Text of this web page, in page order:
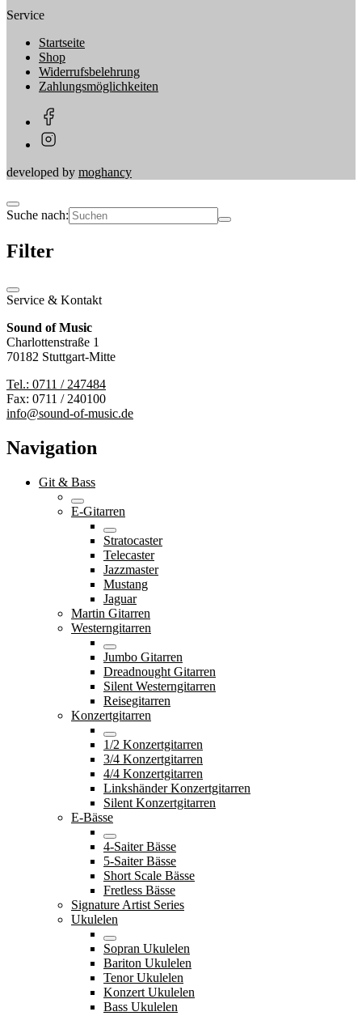
Service
Startseite
Shop
Widerrufsbelehrung
Zahlungsmöglichkeiten
developed by moghancy
Suche nach:
Filter
Service & Kontakt
Sound of Music
Charlottenstraße 1
70182 Stuttgart-Mitte
Tel.: 0711 / 247484
Fax: 0711 / 240100
info@sound-of-music.de
Navigation
Git & Bass
E-Gitarren
Stratocaster
Telecaster
Jazzmaster
Mustang
Jaguar
Martin Gitarren
Westerngitarren
Jumbo Gitarren
Dreadnought Gitarren
Silent Westerngitarren
Reisegitarren
Konzertgitarren
1/2 Konzertgitarren
3/4 Konzertgitarren
4/4 Konzertgitarren
Linkshänder Konzertgitarren
Silent Konzertgitarren
E-Bässe
4-Saiter Bässe
5-Saiter Bässe
Short Scale Bässe
Fretless Bässe
Signature Artist Series
Ukulelen
Sopran Ukulelen
Bariton Ukulelen
Tenor Ukulelen
Konzert Ukulelen
Bass Ukulelen